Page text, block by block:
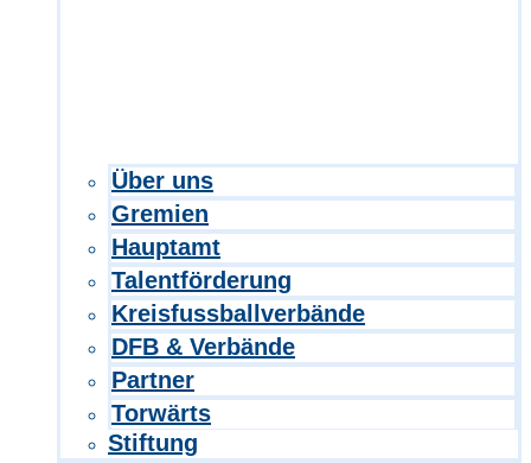
Über uns
Gremien
Hauptamt
Talentförderung
Kreisfussballverbände
DFB & Verbände
Partner
Torwärts
Stiftung